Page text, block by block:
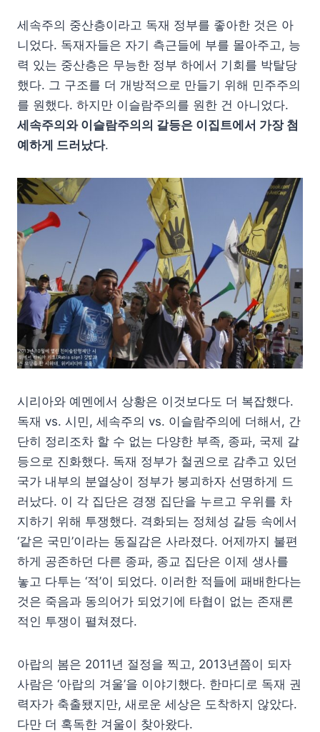
세속주의 중산층이라고 독재 정부를 좋아한 것은 아
니었다. 독재자들은 자기 측근들에 부를 몰아주고, 능
력 있는 중산층은 무능한 정부 하에서 기회를 박탈당
했다. 그 구조를 더 개방적으로 만들기 위해 민주주의
를 원했다. 하지만 이슬람주의를 원한 건 아니었다.
세속주의와 이슬람주의의 갈등은 이집트에서 가장 첨
예하게 드러났다.
시리아와 예멘에서 상황은 이것보다도 더 복잡했다.
독재 vs. 시민, 세속주의 vs. 이슬람주의에 더해서, 간
단히 정리조차 할 수 없는 다양한 부족, 종파, 국제 갈
등으로 진화했다. 독재 정부가 철권으로 감추고 있던
국가 내부의 분열상이 정부가 붕괴하자 선명하게 드
러났다. 이 각 집단은 경쟁 집단을 누르고 우위를 차
지하기 위해 투쟁했다. 격화되는 정체성 갈등 속에서
‘같은 국민’이라는 동질감은 사라졌다. 어제까지 불편
하게 공존하던 다른 종파, 종교 집단은 이제 생사를
놓고 다투는 ‘적’이 되었다. 이러한 적들에 패배한다는
것은 죽음과 동의어가 되었기에 타협이 없는 존재론
적인 투쟁이 펼쳐졌다.
아랍의 봄은 2011년 절정을 찍고, 2013년쯤이 되자
사람은 ‘아랍의 겨울’을 이야기했다. 한마디로 독재 권
력자가 축출됐지만, 새로운 세상은 도착하지 않았다.
다만 더 혹독한 겨울이 찾아왔다.